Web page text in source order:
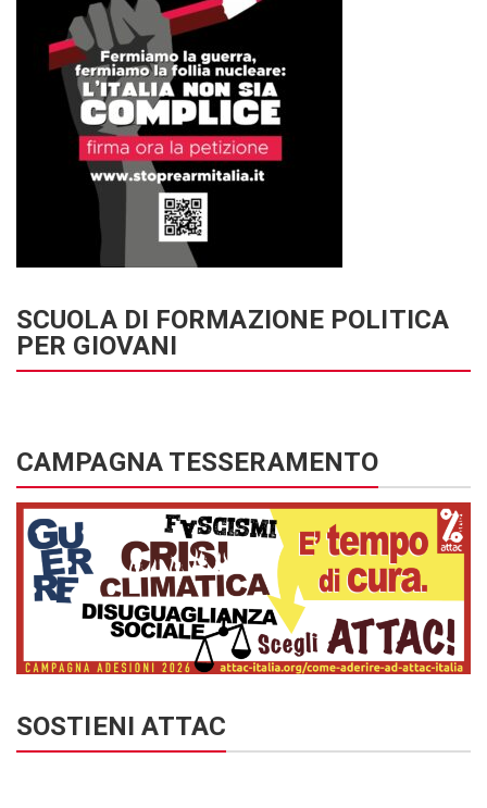
SCUOLA DI FORMAZIONE POLITICA
PER GIOVANI
CAMPAGNA TESSERAMENTO
SOSTIENI ATTAC